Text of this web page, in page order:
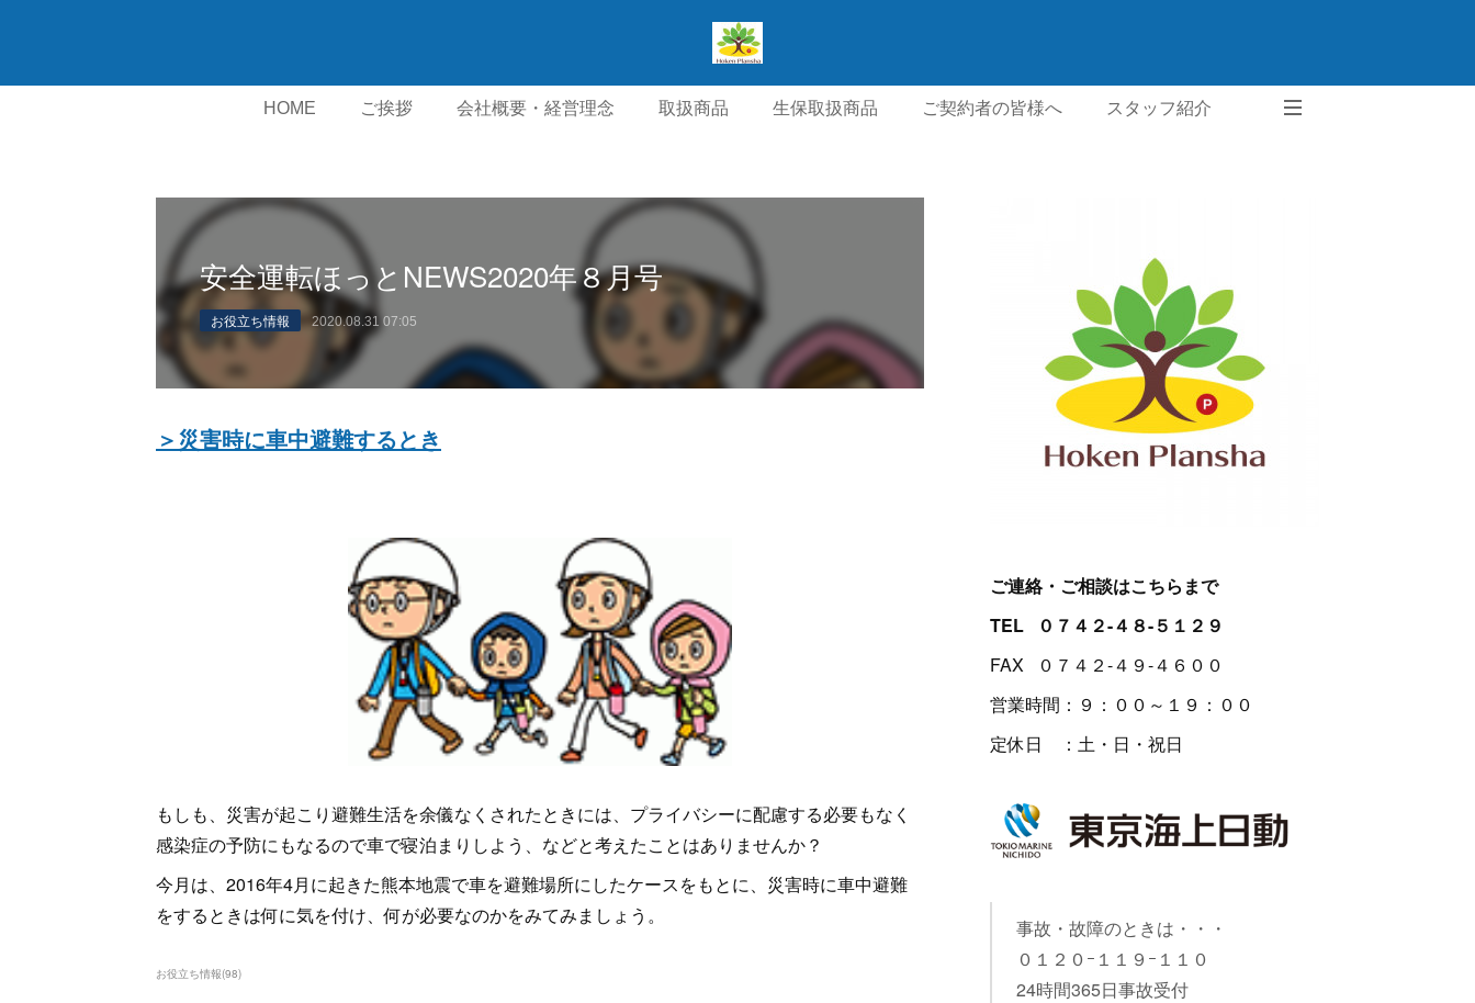
HOME ご挨拶 会社概要・経営理念 取扱商品 生保取扱商品 ご契約者の皆様へ スタッフ紹介
安全運転ほっとNEWS2020年８月号
お役立ち情報 2020.08.31 07:05
＞災害時に車中避難するとき
もしも、災害が起こり避難生活を余儀なくされたときには、プライバシーに配慮する必要もなく
感染症の予防にもなるので車で寝泊まりしよう、などと考えたことはありませんか？
今月は、2016年4月に起きた熊本地震で車を避難場所にしたケースをもとに、災害時に車中避難
をするときは何に気を付け、何が必要なのかをみてみましょう。
お役立ち情報(98)
ご連絡・ご相談はこちらまで
TEL ０７４２-４８-５１２９
FAX ０７４２-４９-４６００
営業時間：９：００～１９：００
定休日 ：土・日・祝日
事故・故障のときは・・・
０１２０ｰ１１９ｰ１１０
24時間365日事故受付